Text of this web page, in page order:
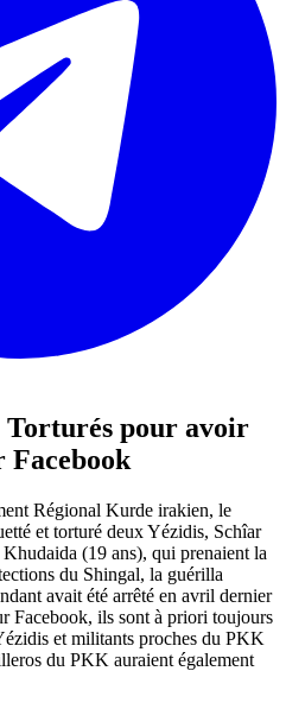
pour avoir
Facebook
Régional Kurde irakien, le
et torturé deux Yézidis, Schîar
(19 ans), qui prenaient la
du Shingal, la guérilla
avait été arrêté en avril dernier
Facebook, ils sont à priori toujours
et militants proches du PKK
du PKK auraient également